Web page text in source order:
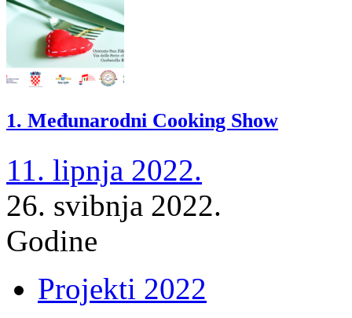
1. Međunarodni Cooking Show
11. lipnja 2022.
26. svibnja 2022.
Godine
Projekti 2022